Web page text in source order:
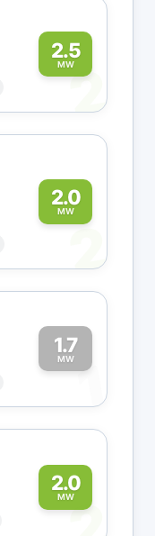
2.5
MW2
2.0
MW
2
1.7
MW1
2.0
MW